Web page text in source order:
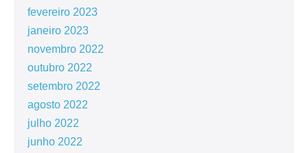
fevereiro 2023
janeiro 2023
novembro 2022
outubro 2022
setembro 2022
agosto 2022
julho 2022
junho 2022